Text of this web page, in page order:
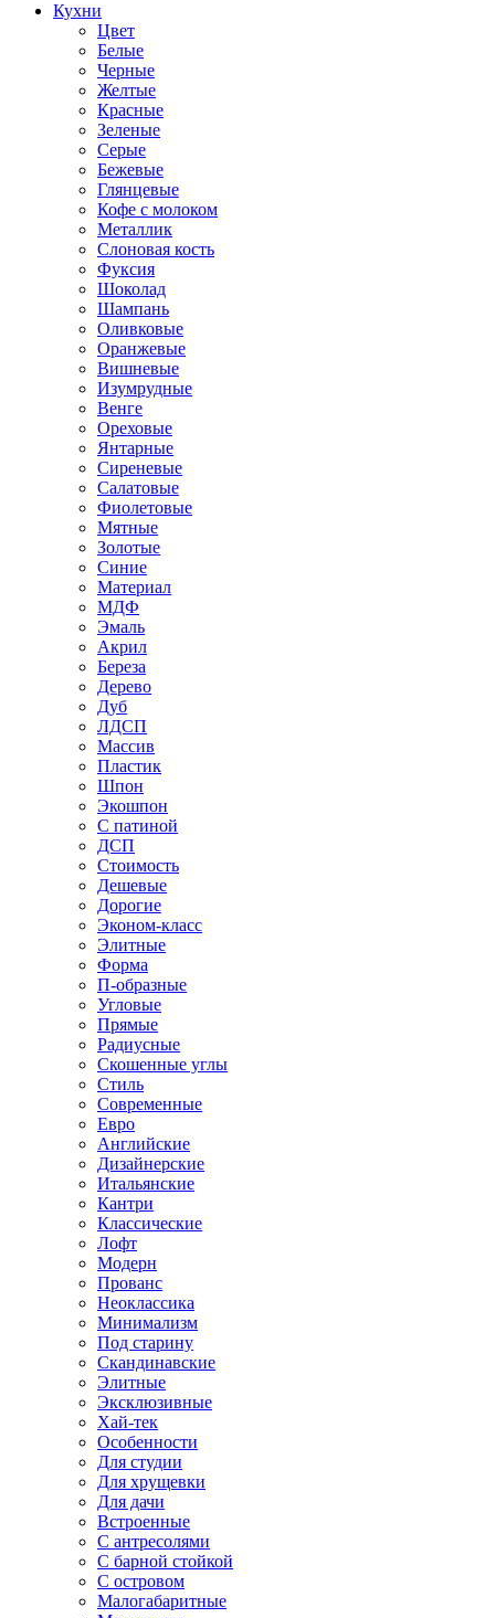
Кухни
Цвет
Белые
Черные
Желтые
Красные
Зеленые
Серые
Бежевые
Глянцевые
Кофе с молоком
Металлик
Слоновая кость
Фуксия
Шоколад
Шампань
Оливковые
Оранжевые
Вишневые
Изумрудные
Венге
Ореховые
Янтарные
Сиреневые
Салатовые
Фиолетовые
Мятные
Золотые
Синие
Материал
МДФ
Эмаль
Акрил
Береза
Дерево
Дуб
ЛДСП
Массив
Пластик
Шпон
Экошпон
С патиной
ДСП
Стоимость
Дешевые
Дорогие
Эконом-класс
Элитные
Форма
П-образные
Угловые
Прямые
Радиусные
Скошенные углы
Стиль
Современные
Евро
Английские
Дизайнерские
Итальянские
Кантри
Классические
Лофт
Модерн
Прованс
Неоклассика
Минимализм
Под старину
Скандинавские
Элитные
Эксклюзивные
Хай-тек
Особенности
Для студии
Для хрущевки
Для дачи
Встроенные
С антресолями
С барной стойкой
С островом
Малогабаритные